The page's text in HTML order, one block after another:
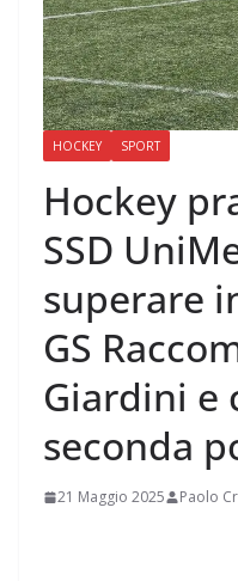
HOCKEY SPORT
Hockey
SSD
superare
GS
Giardini e
seconda
21 Maggio 2025 Paolo